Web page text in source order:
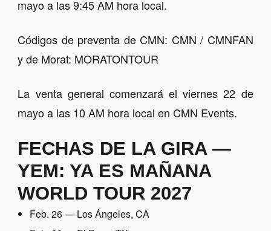
mayo a las 9:45 AM hora local.
Códigos de preventa de CMN: CMN / CMNFAN
y de Morat: MORATONTOUR
La venta general comenzará el viernes 22 de
mayo a las 10 AM hora local en CMN Events.
FECHAS DE LA GIRA —
YEM: YA ES MAÑANA
WORLD TOUR 2027
Feb. 26 — Los Ángeles, CA